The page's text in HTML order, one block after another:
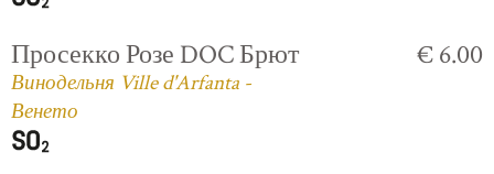
Просекко Розе DOC Брют
Винодельня Ville d'Arfanta -
Венето
€ 6.00